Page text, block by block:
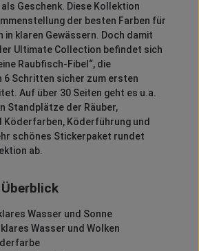
Geschenk. Diese Kollektion
der besten Farben für
in klaren Gewässern. Doch damit
Ultimate Collection befindet sich
Raubfisch-Fibel“, die
6 Schritten sicher zum ersten
Auf über 30 Seiten geht es u.a.
Standplätze der Räuber,
Köderfarben, Köderführung und
schönes Stickerpaket rundet
ab.
Wasser und Sonne
Wasser und Wolken